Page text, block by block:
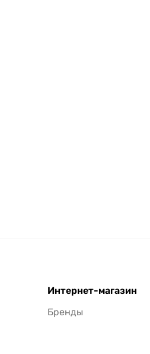
Интернет-магазин
Бренды